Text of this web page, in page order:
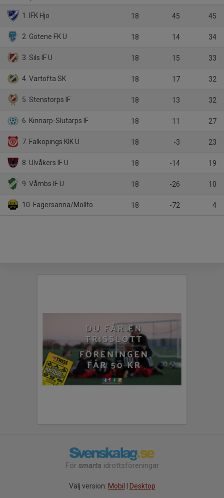
1. IFK Hjo 18 45 45
2. Götene FK U 18 14 34
3. Sils IF U 18 15 33
4. Vartofta SK 18 17 32
5. Stenstorps IF 18 13 32
6. Kinnarp-Slutarps IF 18 11 27
7. Falköpings KIK U 18 -3 23
8. Ulvåkers IF U 18 -14 19
9. Våmbs IF U 18 -26 10
10. Fagersanna/Mölltorp-Brevik 18 -72 4
För smarta idrottsföreningar
Välj version: Mobil Desktop